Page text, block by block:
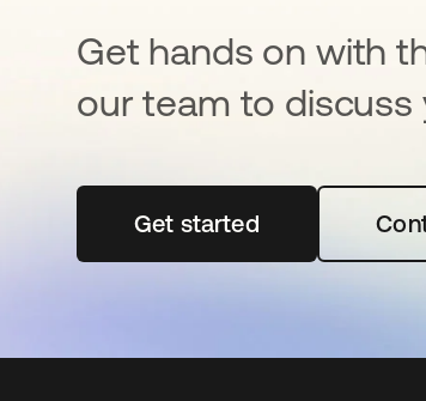
Get hands on with
our team to discuss
Get startedse abre en una